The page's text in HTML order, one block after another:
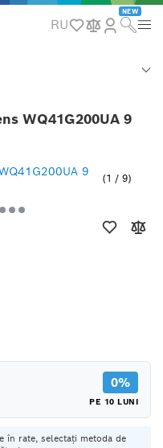
RU
NEW
WQ41G200UA 9
1 / 9
0%
PE 10 LUNI
în rate, selectați metoda de